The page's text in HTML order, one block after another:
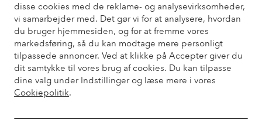
disse cookies med de reklame- og analysevirksomheder,
vi samarbejder med. Det gør vi for at analysere, hvordan
du bruger hjemmesiden, og for at fremme vores
markedsføring, så du kan modtage mere personligt
tilpassede annoncer. Ved at klikke på Accepter giver du
dit samtykke til vores brug af cookies. Du kan tilpasse
dine valg under Indstillinger og læse mere i vores
Cookiepolitik.
Mine sider
Om Ellos
Vores tjenester